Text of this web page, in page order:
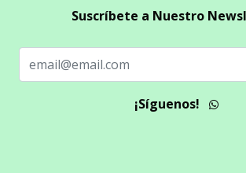
Suscríbete a Nuestro
¡Síguenos!